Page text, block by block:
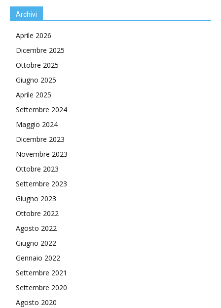
Archivi
Aprile 2026
Dicembre 2025
Ottobre 2025
Giugno 2025
Aprile 2025
Settembre 2024
Maggio 2024
Dicembre 2023
Novembre 2023
Ottobre 2023
Settembre 2023
Giugno 2023
Ottobre 2022
Agosto 2022
Giugno 2022
Gennaio 2022
Settembre 2021
Settembre 2020
Agosto 2020